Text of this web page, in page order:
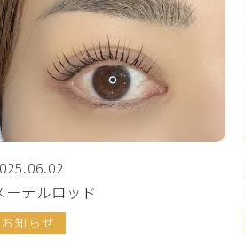
ーテルロッド
お知らせ